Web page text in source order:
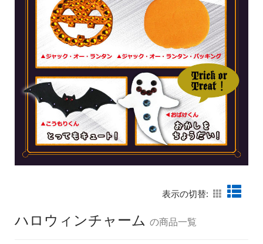
表示の切替:
ハロウィンチャーム の商品一覧